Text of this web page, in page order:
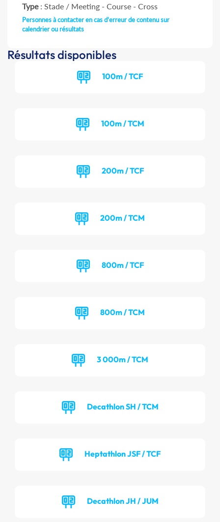
Type: Stade / Meeting - Course - Cross
Personnes à contacter en cas d'erreur de contenu sur
calendrier ou résultats
Résultats disponibles
100m / TCF
100m / TCM
200m / TCF
200m / TCM
800m / TCF
800m / TCM
3 000m / TCM
Decathlon SH / TCM
Heptathlon JSF / TCF
Decathlon JH / JUM